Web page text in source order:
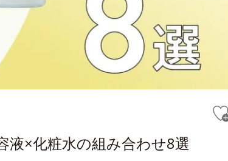
液×化粧水の組み合わせ8選